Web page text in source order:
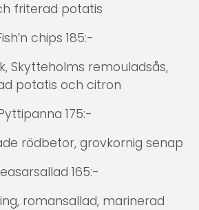
friterad potatis
chips 185:-
Skytteholms remouladsås,
potatis och citron
175:-
rödbetor, grovkornig senap
165:-
romansallad, marinerad